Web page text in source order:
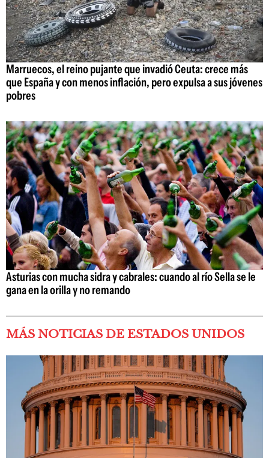
Marruecos, el reino pujante que invadió Ceuta: crece más
que España y con menos inflación, pero expulsa a sus jóvenes
pobres
Asturias con mucha sidra y cabrales: cuando al río Sella se le
gana en la orilla y no remando
MÁS NOTICIAS DE ESTADOS UNIDOS